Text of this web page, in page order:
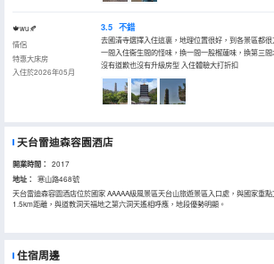
🍁wu🍂
情侶
特惠大床房
入住於2026年05月
3.5 不錯
去國清寺選擇入住這裏，地理位置很好，到各景區都
一間入住衞生間的怪味，換一間一股榴蓮味，換第三
沒有道歉也沒有升級房型 入住體驗大打折扣
天台雷迪森容園酒店
開業時間： 2017
地址：
寒山路468號
天台雷迪森容園酒店位於國家 AAAAA級風景區天台山旅遊景區入口處，與國家重
1.5km距離，與道教洞天福地之第六洞天遙相呼應，地段優勢明顯。
天台雷迪森容園酒店由浙旅投酒店集團投資，以雷迪森品質管理的綜合性酒店。
85.4米，地下1層，地上21層，是天台縣地標性建築之一。酒店由雷迪森旅業集團
牌床墊和高檔舒適床上用品。住宿環境安全舒適，視野開闊，能遠眺赤城山頂和隋
住宿周邊